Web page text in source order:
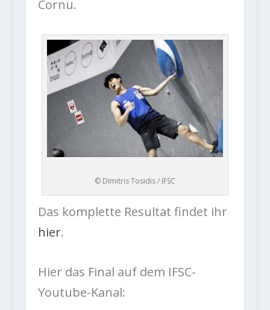
Cornu.
© Dimitris Tosidis / IFSC
Das komplette Resultat findet ihr
hier.
Hier das Final auf dem IFSC-
Youtube-Kanal: